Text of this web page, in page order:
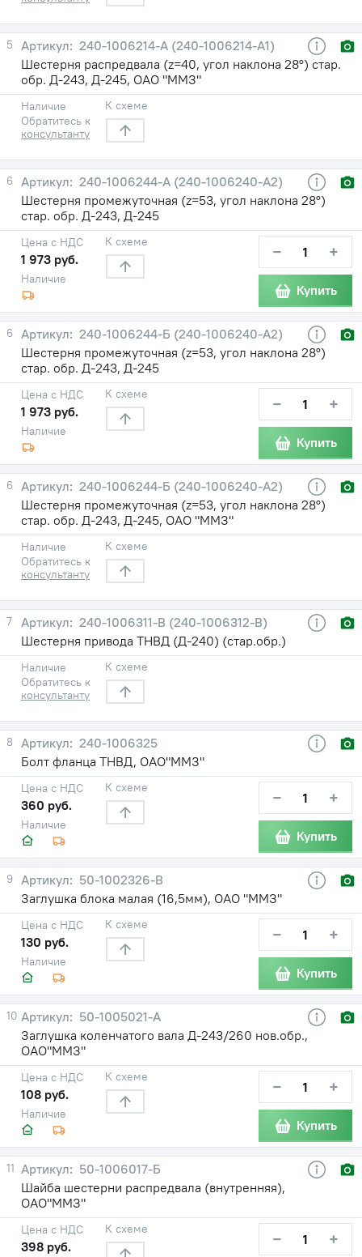
5
240-1006214-А (240-1006214-А1)
Шестерня распредвала (z=40, угол наклона 28°) стар.
обр. Д-243, Д-245, ОАО "ММЗ"
Наличие
Обратитесь к
консультанту
К схеме
6
240-1006244-А (240-1006240-А2)
Шестерня промежуточная (z=53, угол наклона 28°)
стар. обр. Д-243, Д-245
Наличие
Цена с НДС
1 973 руб.
К схеме − +
Купить
6
240-1006244-Б (240-1006240-А2)
Шестерня промежуточная (z=53, угол наклона 28°)
стар. обр. Д-243, Д-245
Наличие
Цена с НДС
1 973 руб.
К схеме − +
Купить
6
240-1006244-Б (240-1006240-А2)
Шестерня промежуточная (z=53, угол наклона 28°)
стар. обр. Д-243, Д-245, ОАО "ММЗ"
Наличие
Обратитесь к
консультанту
К схеме
7
240-1006311-В (240-1006312-В)
Шестерня привода ТНВД (Д-240) (стар.обр.)
Наличие
Обратитесь к
консультанту
К схеме
8
240-1006325
Болт фланца ТНВД, ОАО"ММЗ"
Наличие
Цена с НДС
360 руб.
К схеме − +
Купить
9
50-1002326-В
Заглушка блока малая (16,5мм), ОАО "ММЗ"
Наличие
Цена с НДС
130 руб.
К схеме − +
Купить
10
50-1005021-А
Заглушка коленчатого вала Д-243/260 нов.обр.,
ОАО"ММЗ"
Наличие
Цена с НДС
108 руб.
К схеме − +
Купить
11
50-1006017-Б
Шайба шестерни распредвала (внутренняя),
ОАО"ММЗ"
Цена с НДС
398 руб.
К схеме − +